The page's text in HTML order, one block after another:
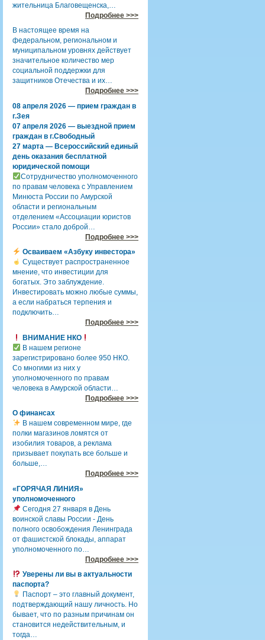
жительница Благовещенска,…
Подробнее >>>
В настоящее время на
федеральном, региональном и
муниципальном уровнях действует
значительное количество мер
социальной поддержки для
защитников Отечества и их…
Подробнее >>>
08 апреля 2026 — прием граждан в
г.Зея
07 апреля 2026 — выездной прием
граждан в г.Свободный
27 марта — Всероссийский единый
день оказания бесплатной
юридической помощи
Сотрудничество уполномоченного
по правам человека с Управлением
Минюста России по Амурской
области и региональным
отделением «Ассоциации юристов
России» стало доброй…
Подробнее >>>
Осваиваем «Азбуку инвестора»
Существует распространенное
мнение, что инвестиции для
богатых. Это заблуждение.
Инвестировать можно любые суммы,
а если набраться терпения и
подключить…
Подробнее >>>
ВНИМАНИЕ НКО
В нашем регионе
зарегистрировано более 950 НКО.
Со многими из них у
уполномоченного по правам
человека в Амурской области…
Подробнее >>>
О финансах
В нашем современном мире, где
полки магазинов ломятся от
изобилия товаров, а реклама
призывает покупать все больше и
больше,…
Подробнее >>>
«ГОРЯЧАЯ ЛИНИЯ»
уполномоченного
Сегодня 27 января в День
воинской славы России - День
полного освобождения Ленинграда
от фашистской блокады, аппарат
уполномоченного по…
Подробнее >>>
Уверены ли вы в актуальности
паспорта?
Паспорт – это главный документ,
подтверждающий нашу личность. Но
бывает, что по разным причинам он
становится недействительным, и
тогда…